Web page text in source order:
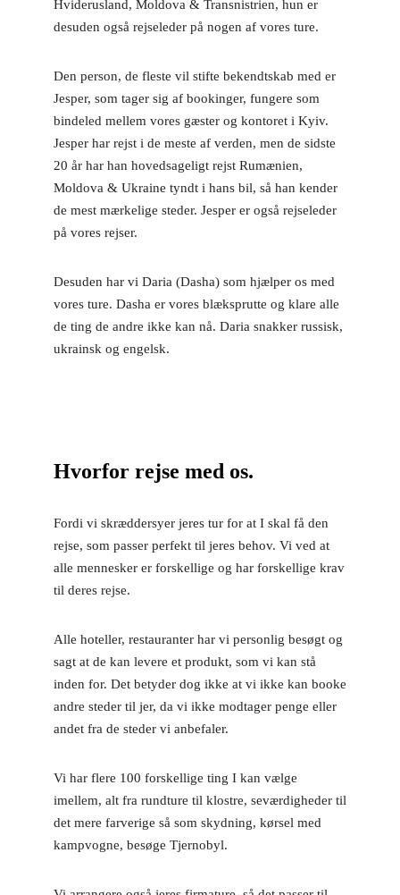
Hviderusland, Moldova & Transnistrien, hun er
desuden også rejseleder på nogen af vores ture.
Den person, de fleste vil stifte bekendtskab med er
Jesper, som tager sig af bookinger, fungere som
bindeled mellem vores gæster og kontoret i Kyiv.
Jesper har rejst i de meste af verden, men de sidste
20 år har han hovedsageligt rejst Rumænien,
Moldova & Ukraine tyndt i hans bil, så han kender
de mest mærkelige steder. Jesper er også rejseleder
på vores rejser.
Desuden har vi Daria (Dasha) som hjælper os med
vores ture. Dasha er vores blæksprutte og klare alle
de ting de andre ikke kan nå. Daria snakker russisk,
ukrainsk og engelsk.
Hvorfor rejse med os.
Fordi vi skræddersyer jeres tur for at I skal få den
rejse, som passer perfekt til jeres behov. Vi ved at
alle mennesker er forskellige og har forskellige krav
til deres rejse.
Alle hoteller, restauranter har vi personlig besøgt og
sagt at de kan levere et produkt, som vi kan stå
inden for. Det betyder dog ikke at vi ikke kan booke
andre steder til jer, da vi ikke modtager penge eller
andet fra de steder vi anbefaler.
Vi har flere 100 forskellige ting I kan vælge
imellem, alt fra rundture til klostre, seværdigheder til
det mere farverige så som skydning, kørsel med
kampvogne, besøge Tjernobyl.